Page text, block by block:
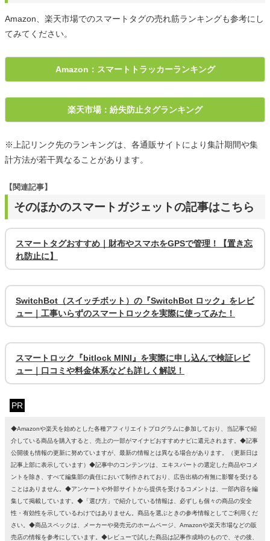
Amazon、楽天市場でのスマートタグの売れ筋ランキングも参考にし
てみてください。
Amazon：スマートトラッカーランキング
楽天市場：紛失防止タグランキング
※上記リンク先のランキングは、各通販サイトにより集計期間や集
計方法が若干異なることがあります。
そのほかのスマートガジェットの記事はこちら
【関連記事】
スマートタグおすすめ｜財布やスマホをGPSで管理！【置き忘
れ防止に】
SwitchBot（スイッチボット）の『SwitchBot ロック』をレビ
ュー｜工事いらずのスマートロックを実際に使ってみた！
スマートロック『bitlock MINI』を実際に申し込んで検証レビ
ュー｜口コミや料金体系なども詳しく解説！
PR
◆Amazonや楽天を始めとした各種アフィリエイトプログラムに参加しており、当記事で紹
介している商品を購入すると、売上の一部がマイナビおすすめナビに還元されます。◆記事
公開後も情報の更新に努めていますが、最新の情報とは異なる場合があります。（更新日は
記事上部に表示しています）◆記事中のコンテンツは、エキスパートの選定した商品やコメ
ントを除き、すべて編集部の責任において制作されており、広告出稿の有無に影響を受ける
ことはありません。◆アンケートや外部サイトから提供を受けるコメントは、一部内容を編
集して掲載しています。◆「選び方」で紹介している情報は、必ずしも個々の商品の安全
性・有効性を示しているわけではありません。商品を選ぶときの参考情報としてご利用くだ
さい。◆商品スペックは、メーカーや発売元のホームページ、Amazonや楽天市場などの販
売店の情報を参考にしています。◆レビューで試した商品は記事作成時のもので、その後、